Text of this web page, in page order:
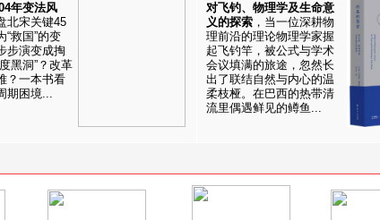
年变法风
北宋关键45
“救国”的变
步演变成掏
黑洞”？改革
？一本书看
期困境...
对飞钓、物理学及生命意
义的探索 ，当一位深耕物
理前沿的理论物理学家握
起飞钓竿，被公式与学术
会议填满的旅途，忽然长
出了联结自然与内心的温
柔枝桠。在巴西的热带清
流里偶遇鲜见的鳟鱼...